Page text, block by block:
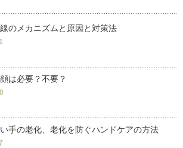
のメカニズムと原因と対策法
は必要？不要？
手の老化、老化を防ぐハンドケアの方法